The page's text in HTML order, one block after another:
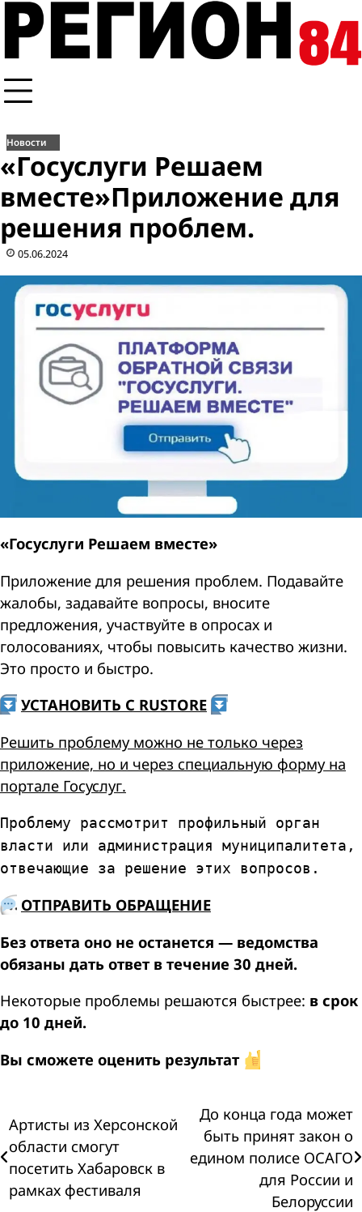
Перейти
содержимому
Новости
«Госуслуги Решаем
вместе»Приложение для
решения проблем.
05.06.2024
«Госуслуги Решаем вместе»
Приложение для решения проблем. Подавайте
жалобы, задавайте вопросы, вносите
предложения, участвуйте в опросах и
голосованиях, чтобы повысить качество жизни.
Это просто и быстро.
УСТАНОВИТЬ С RUSTORE
Решить проблему можно не только через
приложение, но и через специальную форму на
портале Госуслуг.
Проблему рассмотрит профильный орган
власти или администрация муниципалитета,
отвечающие за решение этих вопросов.
ОТПРАВИТЬ ОБРАЩЕНИЕ
Без ответа оно не останется — ведомства
обязаны дать ответ в течение 30 дней.
Некоторые проблемы решаются быстрее: в срок
до 10 дней.
Вы сможете оценить результат
Навигация
по
записям
Артисты из Херсонской
области смогут
посетить Хабаровск в
рамках фестиваля
До конца года может
быть принят закон о
едином полисе ОСАГО
для России и
Белоруссии